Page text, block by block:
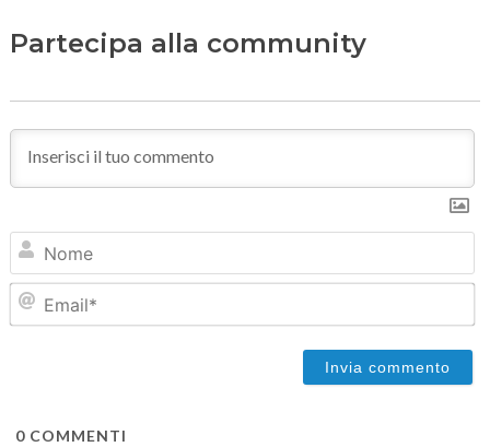
Partecipa alla community
0COMMENTI